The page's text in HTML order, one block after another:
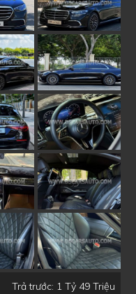
Trả trước: 1 Tỷ 49 Triệu